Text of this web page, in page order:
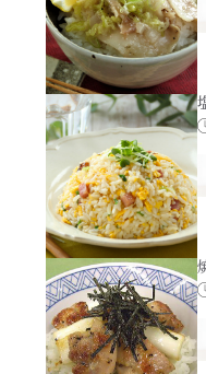
本気中華
肉ピクキノピク
鍋
グラタン/ドリア
シャンタン粉末（
含む）
白だし
カレーだし
そうめんつゆ
すき焼のたれ
焼肉のたれ 初代
焼肉のたれ 二代目